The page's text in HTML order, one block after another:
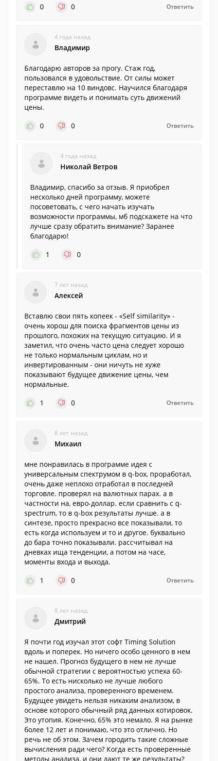
0 0 Ответить
4 года назад
Владимир
Благодарю авторов за прогу. Стаж год,
пользовался в удовольствие. От силы может
переставлю на 10 виндовс. Научился благодаря
программе видеть и понимать суть движений
цены.
0
0 Ответить
4 года назад
Николай Ветров
Владимир, спасибо за отзыв. Я приобрел
несколько дней программу, можете
посоветовать, с чего начать изучать
возможности программы, мб подскажете на что
лучше сразу обратить внимание? Заранее
благодарю!
1
0
7 лет назад
Алексей
Вставлю свои пять копеек - «Self similarity» -
очень хорош для поиска фрагментов цены из
прошлого, похожих на текущую ситуацию. И я
заметил, что очень часто цена следует хорошо
не только нормальным циклам, но и
инвертированным - они ничуть не хуже
показывают будущее движение цены, чем
нормальные.
1
0 Ответить
8 лет назад
Михаил
мне понравилась в программе идея с
универсальным спектрумом в q-box, проработал,
очень даже неплохо отработал в последней
торговле. проверял на валютных парах. а в
частности на, евро-доллар. если сравнить с q-
spectrum, то в q-box результаты лучше. а в
синтезе, просто прекрасно все показывали, то
есть когда используем и то и другое. буквально
до бара точно показывали. рассчитывал на
дневках ища тенденции, а потом на часе,
моменты входа и выхода.
1
0 Ответить
8 лет назад
Дмитрий
Я почти год изучал этот софт Timing Solution
вдоль и поперек. Но ничего особо ценного в нем
не нашел. Прогноз будущего в нем не лучше
обычной стратегии с вероятностью успеха 60-
65%. То есть нисколько не лучше любого
простого анализа, проверенного временем.
Будущее увидеть нельзя никаким анализом, в
основе которого обычный ряд данных котировок.
Это утопия. Конечно, 65% это немало. Я на рынке
более 12 лет и понимаю, что это отлично. Но
речь не об этом. Зачем городить такие сложные
вычисления ради чего? Когда есть проверенные
методы анализа, и они дают те же результаты?